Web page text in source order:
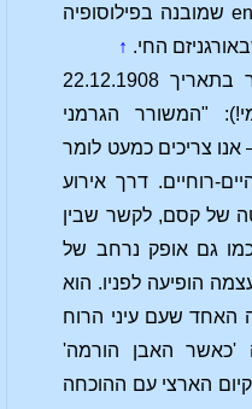
שטיינר משתמש במילה: entelechy שמובנה בפילוסופיה
החי. ↑
ראו ההרצאה של רודולף שטיינר בתאריך 22.12.1908
"המשורר הגרמני
אנו צריכים כמעט לומר
רוחיים. דרך אירוע
של קסם, לקשר שבין
כמו גם אופק נרחב של
הופיעה לפניו. הוא
האחד שעם עיני הרוח
האבן הורמה'
הארצי עם ההוכחה